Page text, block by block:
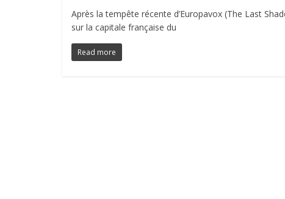
Après la tempête récente d’Europavox (The Last
sur la capitale française du
Read more